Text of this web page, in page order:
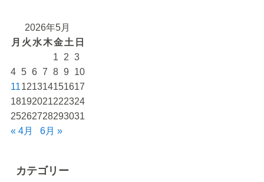
2026年5月
月 火 水木金土 日
1
2 3
4 5 6 7 8 9
10
11121314151617
18192021222324
25262728293031
« 4月
6月 »
カテゴリー